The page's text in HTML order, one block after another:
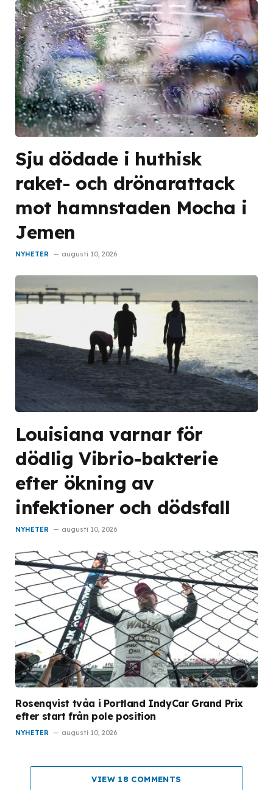
Sju dödade i huthisk
raket- och drönarattack
mot hamnstaden Mocha i
Jemen
NYHETER augusti 10, 2026
Louisiana varnar för
dödlig Vibrio-bakterie
efter ökning av
infektioner och dödsfall
NYHETER augusti 10, 2026
Rosenqvist tvåa i Portland IndyCar Grand Prix
efter start från pole position
NYHETER augusti 10, 2026
VIEW 18 COMMENTS